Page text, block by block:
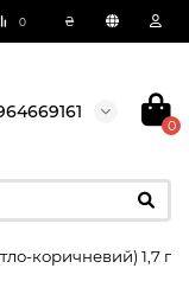
0 ₴
0
коричневий) 1,7 г